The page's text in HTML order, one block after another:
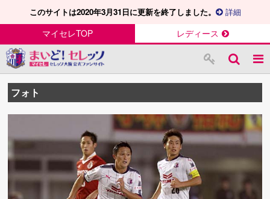
このサイトは2020年3月31日に更新を終了しました。 詳細
マイセレTOP レディース
フォト